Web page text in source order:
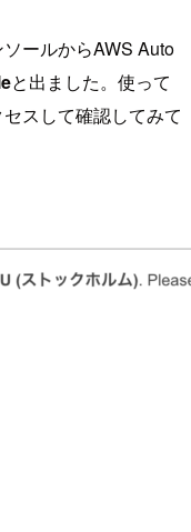
ールからAWS Auto
と出ました。使って
スして確認してみて